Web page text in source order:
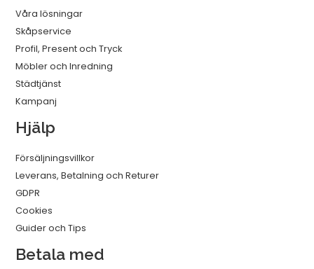
Våra lösningar
Skåpservice
Profil, Present och Tryck
Möbler och Inredning
Städtjänst
Kampanj
Hjälp
Försäljningsvillkor
Leverans, Betalning och Returer
GDPR
Cookies
Guider och Tips
Betala med